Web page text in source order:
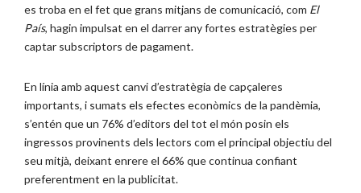
es troba en el fet que grans mitjans de comunicació, com El
País, hagin impulsat en el darrer any fortes estratègies per
captar subscriptors de pagament.
En línia amb aquest canvi d’estratègia de capçaleres
importants, i sumats els efectes econòmics de la pandèmia,
s’entén que un 76% d’editors del tot el món posin els
ingressos provinents dels lectors com el principal objectiu del
seu mitjà, deixant enrere el 66% que continua confiant
preferentment en la publicitat.